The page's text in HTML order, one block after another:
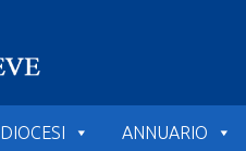
DIOCESI ANNUARIO